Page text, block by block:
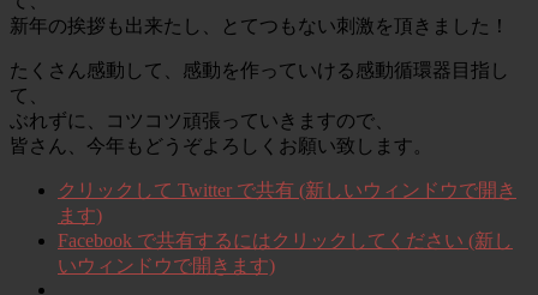
新年の挨拶も出来たし、とてつもない刺激を頂きました！
たくさん感動して、感動を作っていける感動循環器目指し
て、
ぶれずに、コツコツ頑張っていきますので、
皆さん、今年もどうぞよろしくお願い致します。
クリックして Twitter で共有 (新しいウィンドウで開き
ます)
Facebook で共有するにはクリックしてください (新し
いウィンドウで開きます)